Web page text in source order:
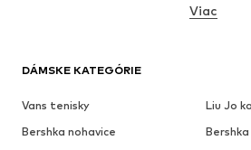
DÁMSKE KATEGÓRIE
Vans tenisky
Liu Jo
Bershka nohavice
Viac